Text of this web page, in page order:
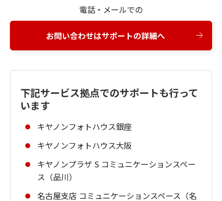
電話・メールでの
お問い合わせはサポートの詳細へ
下記サービス拠点でのサポートも行って
います
キヤノンフォトハウス銀座
キヤノンフォトハウス大阪
キヤノンプラザ S コミュニケーションスペー
ス（品川）
名古屋支店 コミュニケーションスペース（名